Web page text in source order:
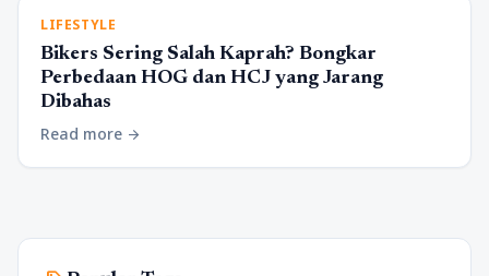
LIFESTYLE
Bikers Sering Salah Kaprah? Bongkar
Perbedaan HOG dan HCJ yang Jarang
Dibahas
Read more arrow_forward